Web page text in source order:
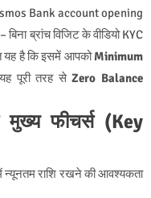
Bank account opening
ब्रांच विजिट के वीडियो KYC
यह है कि इसमें आपकोMinimum
पूरी तरह सेZero Balance
फीचर्स (Key
राशि रखने की आवश्यकता